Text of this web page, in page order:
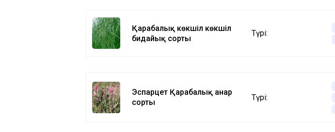
Қарабалық көкшіл көкшіл
бидайық сорты
Түрі:
Эспарцет Қарабалық анар
сорты
Түрі: